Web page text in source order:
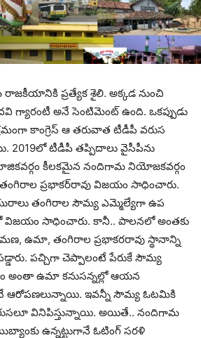
ప్ర‌త్యేక శైలి. అక్క‌డ నుంచి
గ్యారంటీ అనే సెంటిమెంట్ ఉంది. ఒక‌ప్పుడు
కాంగ్రెస్ ఆ త‌రువాత టీడీపీ వ‌రుస
టీడీపీ త‌ప్పిదాలు వైసీపీను
కీల‌క‌మైన నందిగామ నియోజ‌క‌వ‌ర్గం
ప్ర‌భాక‌ర్‌రావు విజ‌యం సాధించారు.
తంగిరాల సౌమ్య ఎమ్మెల్యేగా ఉప
విజ‌యం సాధించారు. కానీ.. పాల‌న‌లో అంత‌కు
ఉమా, తంగిరాల ప్ర‌భాక‌రరావు స్థానాన్ని
ప‌చ్చిగా చెప్పాలంటే పేరుకే సౌమ్య
అంతా ఉమా క‌నుస‌న్న‌ల్లో ఆయ‌న
ఆరోప‌ణ‌లున్నాయి. ఇవ‌న్నీ సౌమ్య ఓట‌మికి
వినిపిస్తున్నాయి. అయితే.. నందిగామ
ఉన్న‌ట్టుగానే ఓటింగ్ స‌ర‌ళి